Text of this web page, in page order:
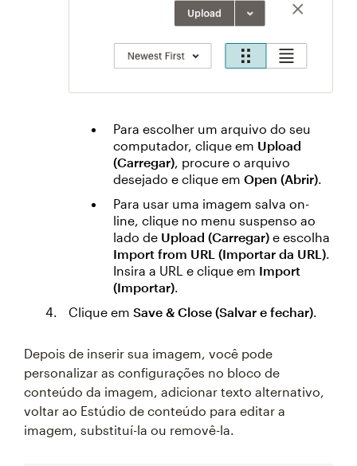
Para escolher um arquivo do seu
computador, clique em Upload
(Carregar), procure o arquivo
desejado e clique em Open (Abrir).
Para usar uma imagem salva on-
line, clique no menu suspenso ao
lado de Upload (Carregar) e escolha
Import from URL (Importar da URL).
Insira a URL e clique em Import
(Importar).
Clique em Save & Close (Salvar e fechar).
Depois de inserir sua imagem, você pode
personalizar as configurações no bloco de
conteúdo da imagem, adicionar texto alternativo,
voltar ao Estúdio de conteúdo para editar a
imagem, substituí-la ou removê-la.